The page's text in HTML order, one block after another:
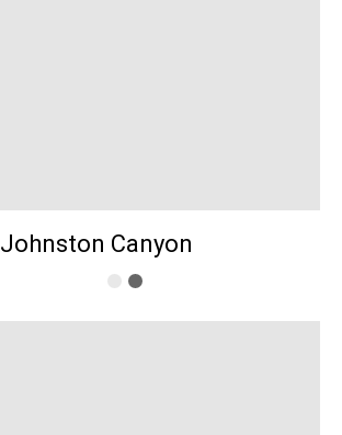
Johnston Canyon